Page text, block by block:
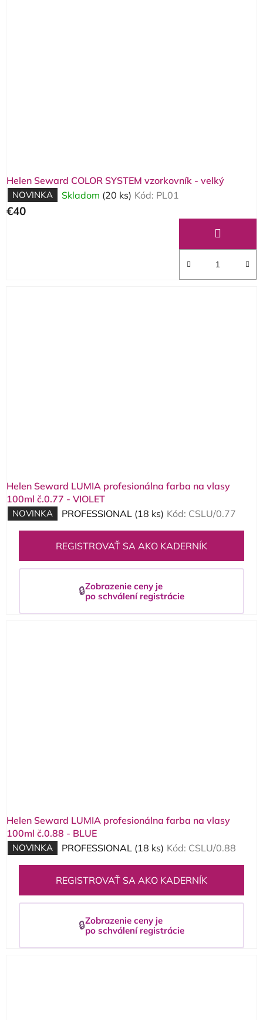
v
Helen Seward COLOR SYSTEM vzorkovník - velký
NOVINKA Skladom (20 ks) Kód: PL01
€40
Helen Seward LUMIA profesionálna farba na vlasy
100ml č.0.77 - VIOLET
NOVINKA PROFESSIONAL (18 ks) Kód: CSLU/0.77
REGISTROVAŤ SA AKO KADERNÍK
🔒Zobrazenie ceny je
po schválení registrácie
Helen Seward LUMIA profesionálna farba na vlasy
100ml č.0.88 - BLUE
NOVINKA PROFESSIONAL (18 ks) Kód: CSLU/0.88
REGISTROVAŤ SA AKO KADERNÍK
🔒Zobrazenie ceny je
po schválení registrácie